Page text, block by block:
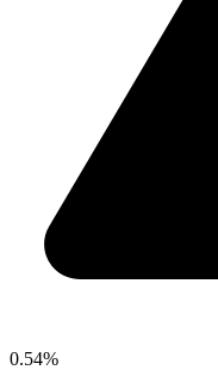
0.54%